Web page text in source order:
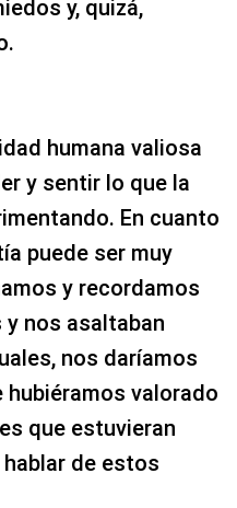
y, quizá,
humana valiosa
y sentir lo que la
En cuanto
puede ser muy
y recordamos
nos asaltaban
nos daríamos
valorado
que estuvieran
de estos